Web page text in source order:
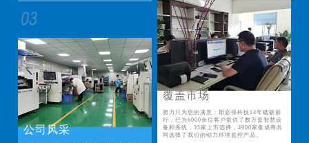
公司风采
覆盖市场
努力只为您的满意；斯必得科技14年砥砺前
行，已为6000余位客户提供了数万套智慧设
备和系统，35家上市选择，4900家集成商共
同选择了我们的动力环境监控产品。